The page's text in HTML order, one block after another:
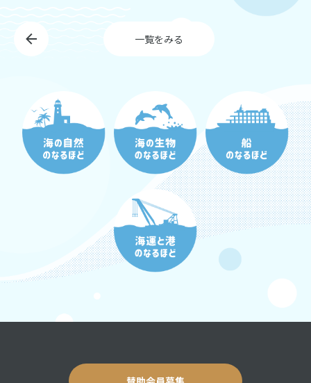
一覧をみる